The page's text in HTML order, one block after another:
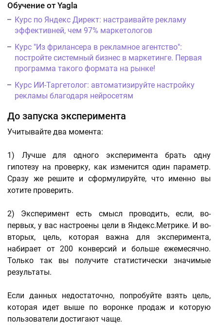
Обучение от Yagla
Курс по Яндекс Директ: настраивайте рекламу
эффективней, чем 97% маркетологов
Курс "Из фрилансера в рекламное агентство":
постройте системный бизнес в маркетинге. Первая
программа такого формата на рынке!
Курс ИИ-Таргетолог: автоматизируйте настройку
рекламы благодаря нейросетям
До запуска эксперимента
Учитывайте два момента:
1) Лучше для одного эксперимента брать одну
гипотезу на проверку, как изменится один параметр.
Сразу же решите и сформулируйте, что именно вы
хотите проверить.
2) Эксперимент есть смысл проводить, если, во-
первых, у вас настроены цели в Яндекс.Метрике. И во-
вторых, цель, которая важна для эксперимента,
набирает от 200 конверсий и больше ежемесячно.
Только так вы получите статистически значимые
результаты.
Если данных недостаточно, попробуйте взять цель,
которая идет выше по воронке продаж и которую
пользователи достигают чаще.